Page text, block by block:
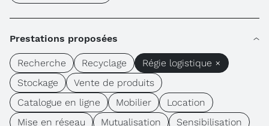
Prestations proposées
Recherche Recyclage
Régie logistique ×
Stockage
Vente de produits
Catalogue en ligne
Mobilier
Location
Mise en réseau
Mutualisation Sensibilisation